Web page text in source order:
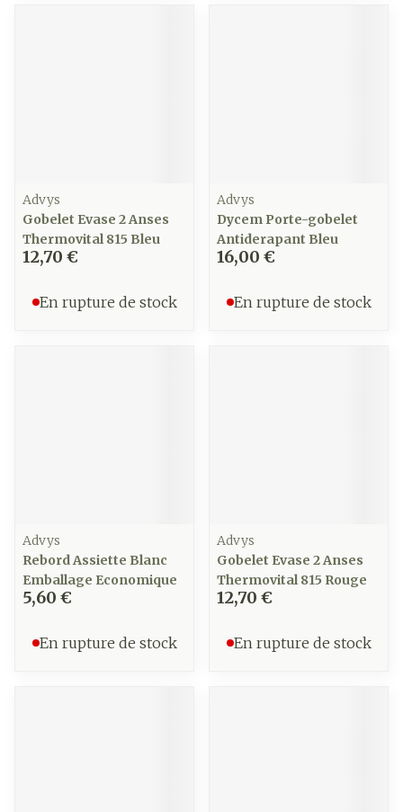
Advys
Gobelet Evase 2 Anses
Thermovital 815 Bleu
12,70 €
En rupture de stock
Advys
Dycem Porte-gobelet
Antiderapant Bleu
16,00 €
En rupture de stock
Advys
Rebord Assiette Blanc
Emballage Economique
5,60 €
En rupture de stock
Advys
Gobelet Evase 2 Anses
Thermovital 815 Rouge
12,70 €
En rupture de stock